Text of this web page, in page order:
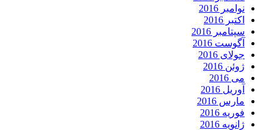
نوامبر 2016
اکتبر 2016
سپتامبر 2016
آگوست 2016
جولای 2016
ژوئن 2016
می 2016
آوریل 2016
مارس 2016
فوریه 2016
ژانویه 2016